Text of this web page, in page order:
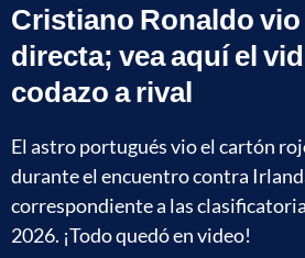
Cristiano Ronaldo vio
directa; vea aquí el
codazo a rival
El astro portugués vio el cartón
durante el encuentro contra
correspondiente a las
2026. ¡Todo quedó en video!